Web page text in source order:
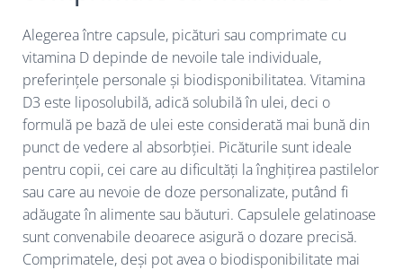
Alegerea între capsule, picături sau comprimate cu
vitamina D depinde de nevoile tale individuale,
preferințele personale și biodisponibilitatea. Vitamina
D3 este liposolubilă, adică solubilă în ulei, deci o
formulă pe bază de ulei este considerată mai bună din
punct de vedere al absorbției. Picăturile sunt ideale
pentru copii, cei care au dificultăți la înghițirea pastilelor
sau care au nevoie de doze personalizate, putând fi
adăugate în alimente sau băuturi. Capsulele gelatinoase
sunt convenabile deoarece asigură o dozare precisă.
Comprimatele, deși pot avea o biodisponibilitate mai